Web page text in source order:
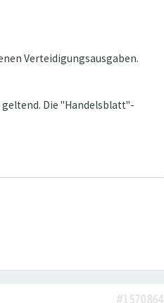
Verteidigungsausgaben.
Die "Handelsblatt"-
#1570864